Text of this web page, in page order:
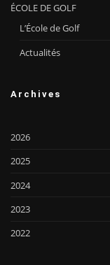
ÉCOLE DE GOLF
L’École de Golf
Actualités
Archives
2026
2025
2024
2023
2022